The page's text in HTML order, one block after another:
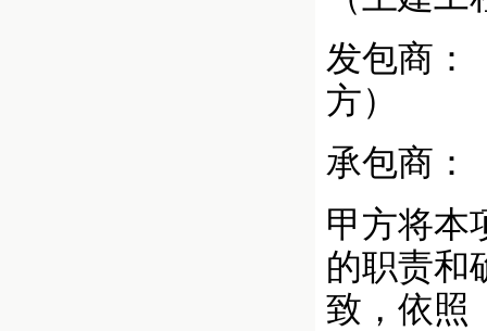
发包商
方）
承包
甲方将本
的职责和
致，依照